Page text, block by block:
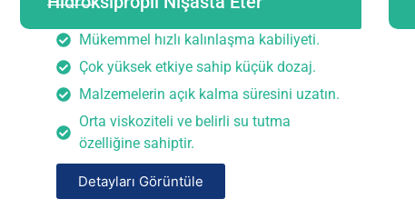
Mükemmel hızlı kalınlaşma kabiliyeti.
Çok yüksek etkiye sahip küçük dozaj.
Malzemelerin açık kalma süresini uzatın.
Orta viskoziteli ve belirli su tutma
özelliğine sahiptir.
Detayları Görüntüle